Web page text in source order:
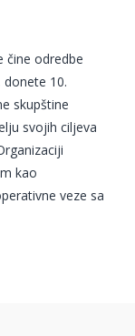
čine odredbe
donete 10.
skupštine
svojih ciljeva
kao
veze sa